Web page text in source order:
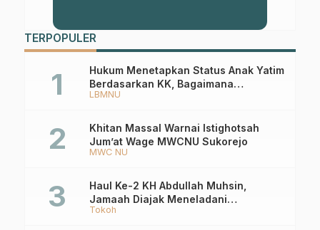
TERPOPULER
LBMNU
Hukum Menetapkan Status Anak Yatim
Berdasarkan KK, Bagaimana
Ketentuannya?
MWC NU
Khitan Massal Warnai Istighotsah
Jum’at Wage MWCNU Sukorejo
Tokoh
Haul Ke-2 KH Abdullah Muhsin,
Jamaah Diajak Meneladani
Keistiqamahan